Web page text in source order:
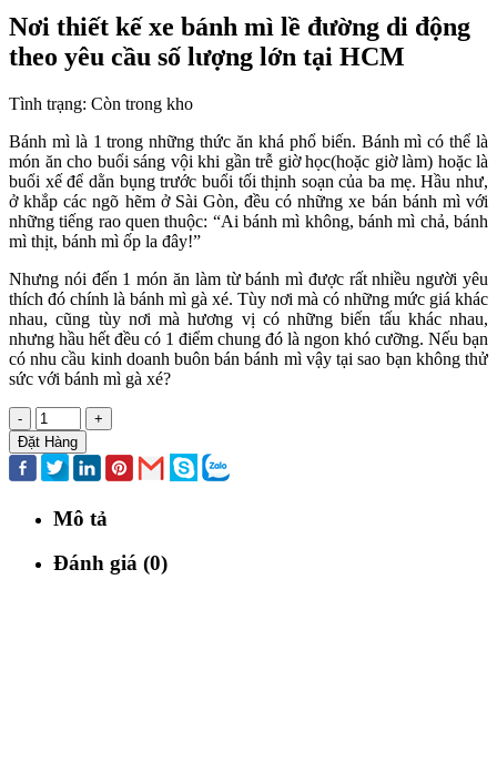
Nơi thiết kế xe bánh mì lề đường di động
theo yêu cầu số lượng lớn tại HCM
Tình trạng: Còn trong kho
Bánh mì là 1 trong những thức ăn khá phổ biến. Bánh mì có thể là
món ăn cho buổi sáng vội khi gần trễ giờ học(hoặc giờ làm) hoặc là
buổi xế để dằn bụng trước buổi tối thịnh soạn của ba mẹ. Hầu như,
ở khắp các ngõ hẽm ở Sài Gòn, đều có những xe bán bánh mì với
những tiếng rao quen thuộc: “Ai bánh mì không, bánh mì chả, bánh
mì thịt, bánh mì ốp la đây!”
Nhưng nói đến 1 món ăn làm từ bánh mì được rất nhiều người yêu
thích đó chính là bánh mì gà xé. Tùy nơi mà có những mức giá khác
nhau, cũng tùy nơi mà hương vị có những biến tấu khác nhau,
nhưng hầu hết đều có 1 điểm chung đó là ngon khó cưỡng. Nếu bạn
có nhu cầu kinh doanh buôn bán bánh mì vậy tại sao bạn không thử
sức với bánh mì gà xé?
-
+
Đặt Hàng
Mô tả
Đánh giá (0)